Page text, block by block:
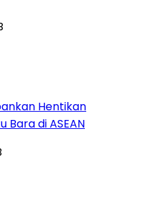
Hentikan
Bara di ASEAN